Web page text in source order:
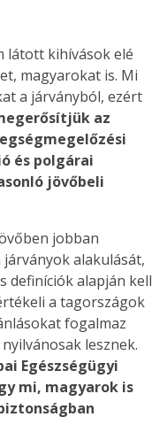
látott kihívások elé
magyarokat is. Mi
a járványból, ezért
az
és polgárai
jövőbeli
jobban
alakulását,
definíciók alapján kell
a tagországok
fogalmaz
lesznek.
Egészségügyi
mi, magyarok is